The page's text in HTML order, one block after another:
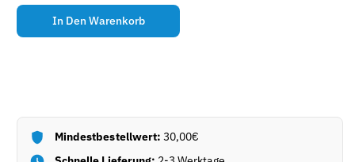
für
Trauben
Löffelsüßigkeit
für
Trauben
Löffelsüßigkeit
In Den Warenkorb
Mindestbestellwert: 30,00€